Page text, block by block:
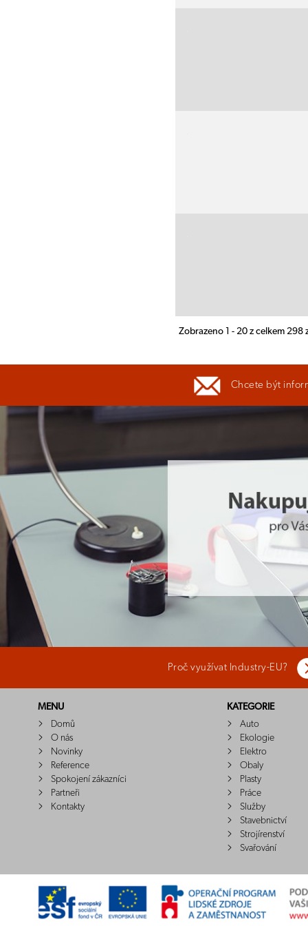
Zobrazeno 1 - 20 z celkem 298
Chcete být
Proč využívat Industry-EU?
MENU
Domů
O nás
Novinky
Reference
Spokojení zákazníci
Partneři
Kontakty
KATEGORIE
Auto
Ekologie
Elektro
Obaly
Plasty
Práce
Služby
Stavebnictví
Strojírenství
Svařování